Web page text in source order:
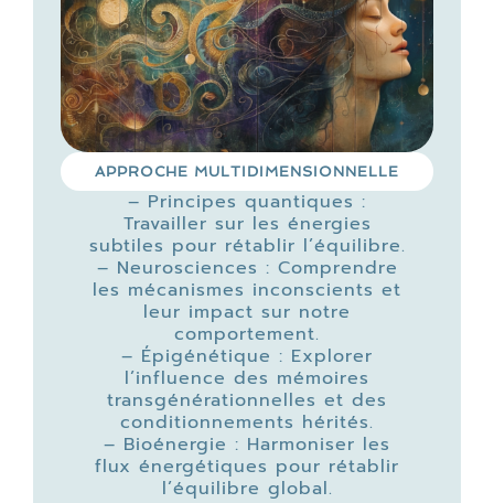
APPROCHE MULTIDIMENSIONNELLE
– Principes quantiques :
Travailler sur les énergies
subtiles pour rétablir l’équilibre.
– Neurosciences : Comprendre
les mécanismes inconscients et
leur impact sur notre
comportement.
– Épigénétique : Explorer
l’influence des mémoires
transgénérationnelles et des
conditionnements hérités.
– Bioénergie : Harmoniser les
flux énergétiques pour rétablir
l’équilibre global.